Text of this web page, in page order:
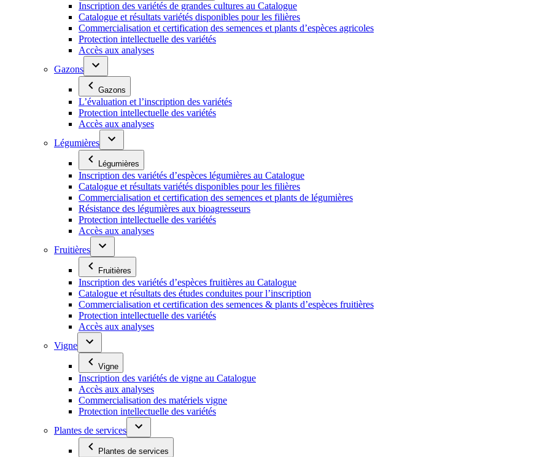
Inscription des variétés de grandes cultures au Catalogue
Catalogue et résultats variétés disponibles pour les filières
Commercialisation et certification des semences et plants d’espèces agricoles
Protection intellectuelle des variétés
Accès aux analyses
Gazons
Gazons
L’évaluation et l’inscription des variétés
Protection intellectuelle des variétés
Accès aux analyses
Légumières
Légumières
Inscription des variétés d’espèces légumières au Catalogue
Catalogue et résultats variétés disponibles pour les filières
Commercialisation et certification des semences et plants de légumières
Résistance des légumières aux bioagresseurs
Protection intellectuelle des variétés
Accès aux analyses
Fruitières
Fruitières
Inscription des variétés d’espèces fruitières au Catalogue
Catalogue et résultats des études conduites pour l’inscription
Commercialisation et certification des semences & plants d’espèces fruitières
Protection intellectuelle des variétés
Accès aux analyses
Vigne
Vigne
Inscription des variétés de vigne au Catalogue
Accès aux analyses
Commercialisation des matériels vigne
Protection intellectuelle des variétés
Plantes de services
Plantes de services